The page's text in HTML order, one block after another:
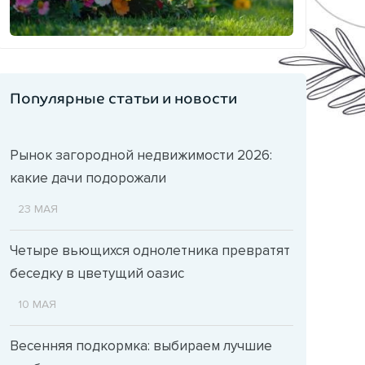
Популярные статьи и новости
Рынок загородной недвижимости 2026:
какие дачи подорожали
23 МАЯ
Четыре вьющихся однолетника превратят
беседку в цветущий оазис
10 МАЯ
Весенняя подкормка: выбираем лучшие